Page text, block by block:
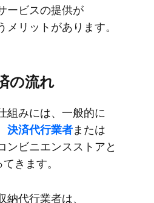
ービスの​提供が​
メリットが​あります。
の​流れ
組みには、​一般的に​
​決済代行業者または​
ンビニエンスストアと​
きます。
納代行業者は、​